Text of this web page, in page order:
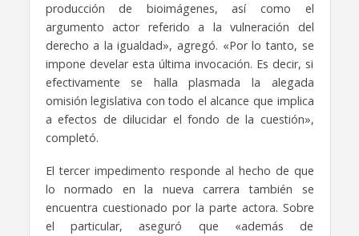
producción de bioimágenes, así como el
argumento actor referido a la vulneración del
derecho a la igualdad», agregó. «Por lo tanto, se
impone develar esta última invocación. Es decir, si
efectivamente se halla plasmada la alegada
omisión legislativa con todo el alcance que implica
a efectos de dilucidar el fondo de la cuestión»,
completó.
El tercer impedimento responde al hecho de que
lo normado en la nueva carrera también se
encuentra cuestionado por la parte actora. Sobre
el particular, aseguró que «además de